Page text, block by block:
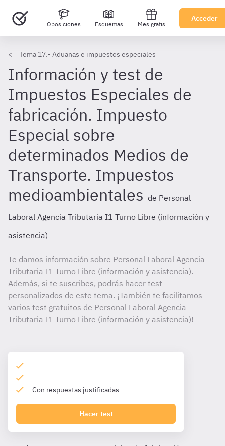
Oposiciones Esquemas Mes gratis
Acceder
Tema 17.- Aduanas e impuestos especiales
Información y test de
Impuestos Especiales de
fabricación. Impuesto
Especial sobre
determinados Medios de
Transporte. Impuestos
medioambientales de Personal
Laboral Agencia Tributaria I1 Turno Libre (información y
asistencia)
Te damos información sobre Personal Laboral Agencia
Tributaria I1 Turno Libre (información y asistencia).
Además, si te suscribes, podrás hacer test
personalizados de este tema. ¡También te facilitamos
varios test gratuitos de Personal Laboral Agencia
Tributaria I1 Turno Libre (información y asistencia)!
Con respuestas justificadas
Hacer test